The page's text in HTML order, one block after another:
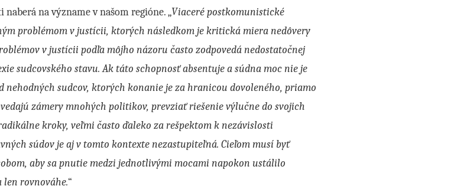
naberá na význame v našom regióne. „Viaceré postkomunistické
problémom v justícii, ktorých následkom je kritická miera nedôvery
v justícii podľa môjho názoru často zodpovedá nedostatočnej
sudcovského stavu. Ak táto schopnosť absentuje a súdna moc nie je
nehodných sudcov, ktorých konanie je za hranicou dovoleného, priamo
zámery mnohých politikov, prevziať riešenie výlučne do svojich
kroky, veľmi často ďaleko za rešpektom k nezávislosti
súdov je aj v tomto kontexte nezastupiteľná. Cieľom musí byť
aby sa pnutie medzi jednotlivými mocami napokon ustálilo
len rovnováhe.“